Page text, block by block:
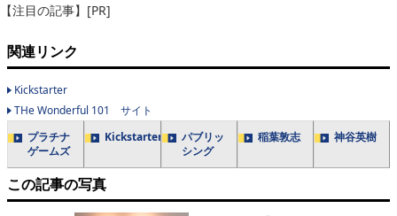
【注目の記事】[PR]
関連リンク
Kickstarter
THe Wonderful 101 サイト
プラチナ
ゲームズ
Kickstarter
パブリッ
シング
稲葉敦志 神谷英樹
この記事の写真